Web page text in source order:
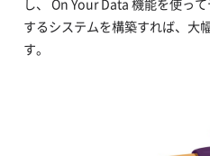
し、 On Your Data 機能を使っ
するシステムを構築すれば、大
す。